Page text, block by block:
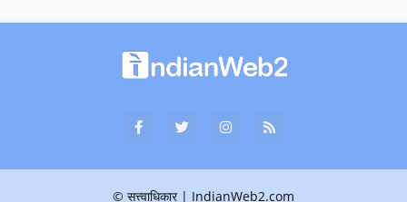
© सत्त्वाधिकार | IndianWeb2.com